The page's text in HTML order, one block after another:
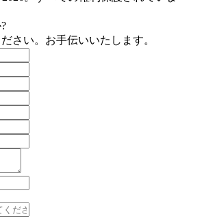
さい。お手伝いいたします。